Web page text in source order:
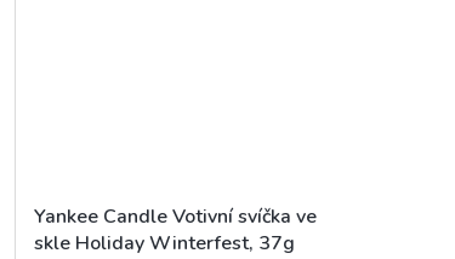
Yankee Candle Votivní svíčka ve
skle Holiday Winterfest, 37g